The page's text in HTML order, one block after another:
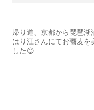
帰り道、京都から琵琶湖
はり江さんにてお蕎麦を
した😊